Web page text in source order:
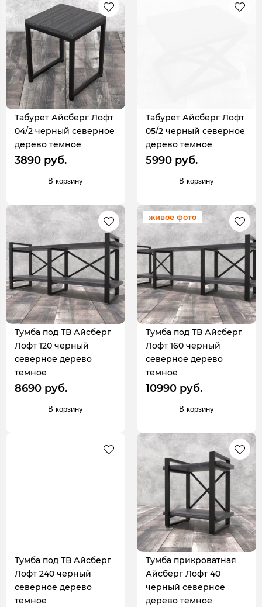
Табурет Айсберг Лофт
04/2 черный северное
дерево темное
3890 руб.
В корзину
Табурет Айсберг Лофт
05/2 черный северное
дерево темное
5990 руб.
В корзину
Тумба под ТВ Айсберг
Лофт 120 черный
северное дерево
темное
8690 руб.
В корзину
живое фото
Тумба под ТВ Айсберг
Лофт 160 черный
северное дерево
темное
10990 руб.
В корзину
Тумба под ТВ Айсберг
Лофт 240 черный
северное дерево
темное
Тумба прикроватная
Айсберг Лофт 40
черный северное
дерево темное